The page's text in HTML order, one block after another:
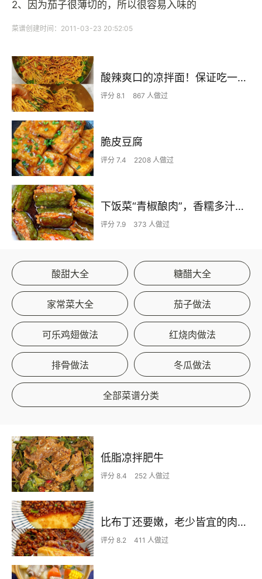
2、因为茄子很薄切的，所以很容易入味的
菜谱创建时间：2011-03-23 20:52:05
酸辣爽口的凉拌面！保证吃一次就上瘾
评分 8.1 867 人做过
脆皮豆腐
评分 7.4 2208 人做过
下饭菜“青椒酿肉”，香糯多汁鲜嫩下饭
评分 7.9 373 人做过
酸甜大全 糖醋大全
家常菜大全 茄子做法
可乐鸡翅做法 红烧肉做法
排骨做法 冬瓜做法
全部菜谱分类
低脂凉拌肥牛
评分 8.4 252 人做过
比布丁还要嫩，老少皆宜的肉沫蒸蛋
评分 8.2 411 人做过